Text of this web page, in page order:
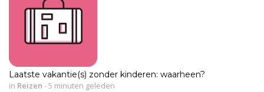
Laatste vakantie(s) zonder kinderen: waarheen?
in Reizen -5 minuten geleden